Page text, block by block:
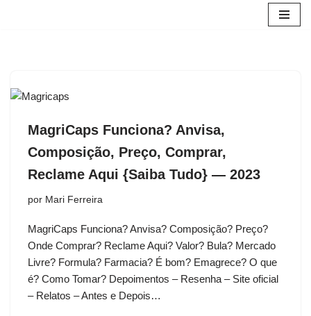
conteúdo
MagriCaps Funciona? Anvisa,
Composição, Preço, Comprar,
Reclame Aqui {Saiba Tudo} — 2023
por Mari Ferreira
MagriCaps Funciona? Anvisa? Composição? Preço?
Onde Comprar? Reclame Aqui? Valor? Bula? Mercado
Livre? Formula? Farmacia? É bom? Emagrece? O que
é? Como Tomar? Depoimentos – Resenha – Site oficial
– Relatos – Antes e Depois…